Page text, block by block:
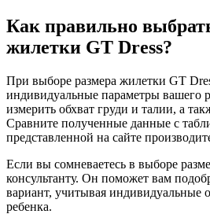
Как правильно
жилетки GT Dress?
При выборе размера жилетки GT
индивидуальные параметры вашего
измерить обхват груди и талии, а
Сравните полученные данные с
представленной на сайте
Если вы сомневаетесь в выборе
консультанту. Он поможет вам
вариант, учитывая индивидуальные
ребенка.